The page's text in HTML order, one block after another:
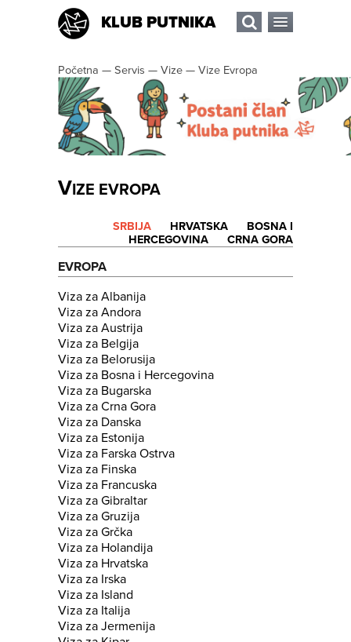
KLUB PUTNIKA
Početna — Servis — Vize — Vize Evropa
VIZE EVROPA
SRBIJA HRVATSKA
BOSNA I
HERCEGOVINA
CRNA GORA
EVROPA
Viza za Albanija
Viza za Andora
Viza za Austrija
Viza za Belgija
Viza za Belorusija
Viza za Bosna i Hercegovina
Viza za Bugarska
Viza za Crna Gora
Viza za Danska
Viza za Estonija
Viza za Farska Ostrva
Viza za Finska
Viza za Francuska
Viza za Gibraltar
Viza za Gruzija
Viza za Grčka
Viza za Holandija
Viza za Hrvatska
Viza za Irska
Viza za Island
Viza za Italija
Viza za Jermenija